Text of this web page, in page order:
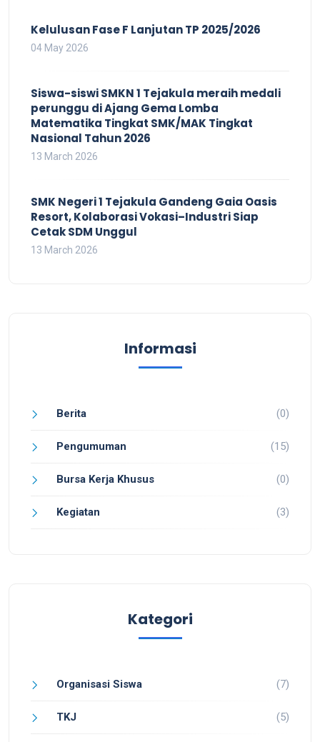
Kelulusan Fase F Lanjutan TP 2025/2026
04 May 2026
Siswa-siswi SMKN 1 Tejakula meraih medali
perunggu di Ajang Gema Lomba
Matematika Tingkat SMK/MAK Tingkat
Nasional Tahun 2026
13 March 2026
SMK Negeri 1 Tejakula Gandeng Gaia Oasis
Resort, Kolaborasi Vokasi–Industri Siap
Cetak SDM Unggul
13 March 2026
Informasi
Berita (0)
Pengumuman (15)
Bursa Kerja Khusus (0)
Kegiatan (3)
Kategori
Organisasi Siswa (7)
TKJ (5)